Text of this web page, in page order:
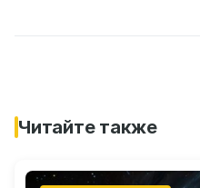
Читайте также